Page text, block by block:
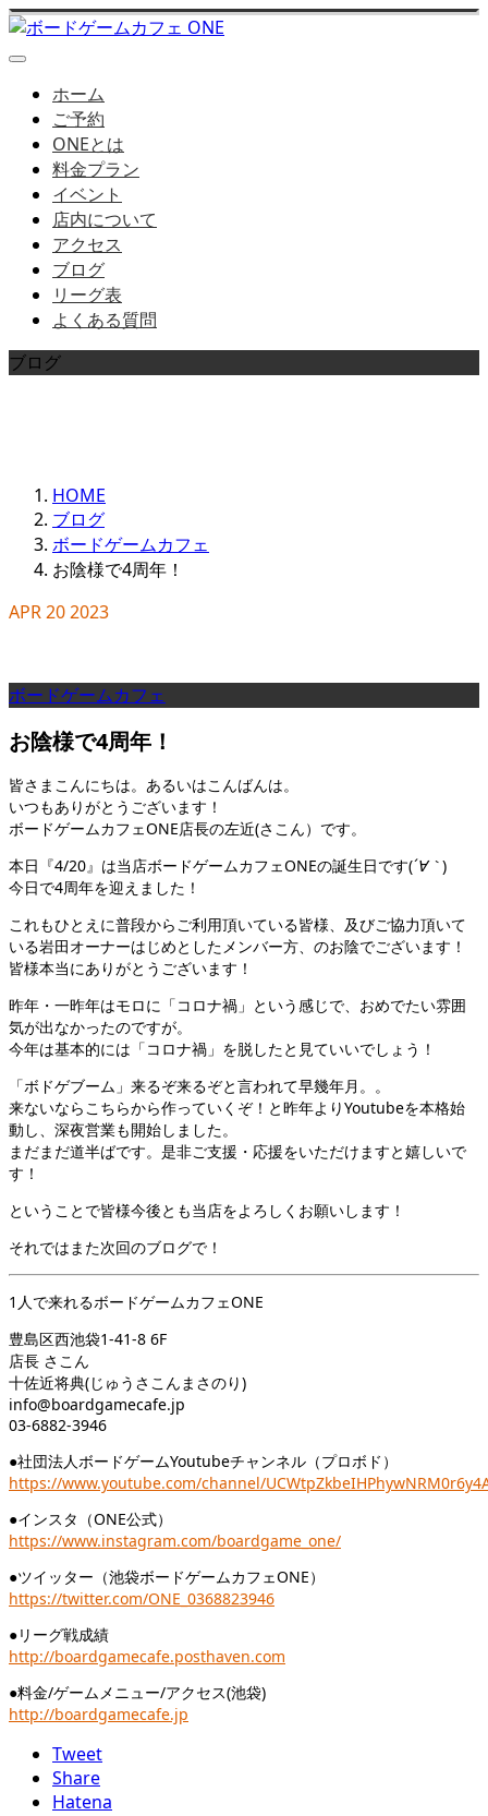
ホーム
ご予約
ONEとは
料金プラン
イベント
店内について
アクセス
ブログ
リーグ表
よくある質問
ブログ
HOME
ブログ
ボードゲームカフェ
お陰様で4周年！
APR202023
ボードゲームカフェ
お陰様で4周年！
皆さまこんにちは。あるいはこんばんは。
いつもありがとうございます！
ボードゲームカフェONE店長の左近(さこん）です。
本日『4/20』は当店ボードゲームカフェONEの誕生日です(´∀｀)
今日で4周年を迎えました！
これもひとえに普段からご利用頂いている皆様、及びご協力頂いて
いる岩田オーナーはじめとしたメンバー方、のお陰でございます！
皆様本当にありがとうございます！
昨年・一昨年はモロに「コロナ禍」という感じで、おめでたい雰囲
気が出なかったのですが。
今年は基本的には「コロナ禍」を脱したと見ていいでしょう！
「ボドゲブーム」来るぞ来るぞと言われて早幾年月。。
来ないならこちらから作っていくぞ！と昨年よりYoutubeを本格始
動し、深夜営業も開始しました。
まだまだ道半ばです。是非ご支援・応援をいただけますと嬉しいで
す！
ということで皆様今後とも当店をよろしくお願いします！
それではまた次回のブログで！
1人で来れるボードゲームカフェONE
豊島区西池袋1-41-8 6F
店長 さこん
十佐近将典(じゅうさこんまさのり)
info@boardgamecafe.jp
03-6882-3946
●社団法人ボードゲームYoutubeチャンネル（プロボド）
https://www.youtube.com/channel/
●インスタ（ONE公式）
https://www.instagram.com/boardgame_one/
●ツイッター（池袋ボードゲームカフェONE）
https://twitter.com/ONE_0368823946
●リーグ戦成績
http://boardgamecafe.posthaven.com
●料金/ゲームメニュー/アクセス(池袋)
http://boardgamecafe.jp
Tweet
Share
Hatena